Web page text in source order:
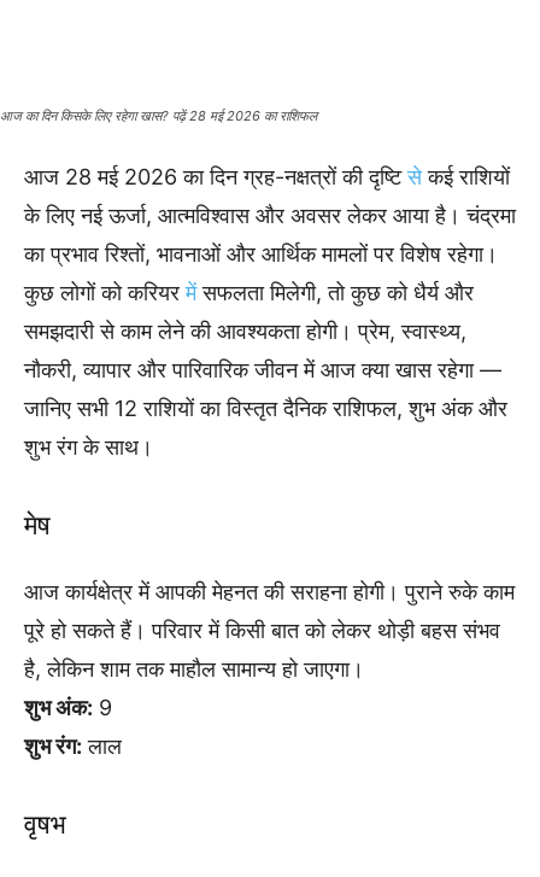
आज का दिन किसके लिए रहेगा खास? पढ़ें 28 मई 2026 का राशिफल
आज 28 मई 2026 का दिन ग्रह-नक्षत्रों की दृष्टिसेकई राशियों
के लिए नई ऊर्जा, आत्मविश्वास और अवसर लेकर आया है। चंद्रमा
का प्रभाव रिश्तों, भावनाओं और आर्थिक मामलों पर विशेष रहेगा।
कुछ लोगों को करियरमेंसफलता मिलेगी, तो कुछ को धैर्य और
समझदारी से काम लेने की आवश्यकता होगी। प्रेम, स्वास्थ्य,
नौकरी, व्यापार और पारिवारिक जीवन में आज क्या खास रहेगा —
जानिए सभी 12 राशियों का विस्तृत दैनिक राशिफल, शुभ अंक और
शुभ रंग के साथ।
मेष
आज कार्यक्षेत्र में आपकी मेहनत की सराहना होगी। पुराने रुके काम
पूरे हो सकते हैं। परिवार में किसी बात को लेकर थोड़ी बहस संभव
है, लेकिन शाम तक माहौल सामान्य हो जाएगा।
शुभ अंक: 9
शुभ रंग: लाल
वृषभ